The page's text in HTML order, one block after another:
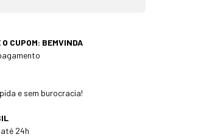
CUPOM: BEMVINDA
e sem burocracia!
24h